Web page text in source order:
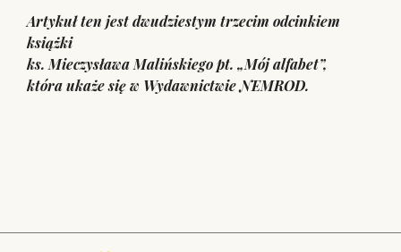
Artykuł ten jest dwudziestym trzecim odcinkiem
książki
ks. Mieczysława Malińskiego pt. „Mój alfabet”,
która ukaże się w Wydawnictwie NEMROD.